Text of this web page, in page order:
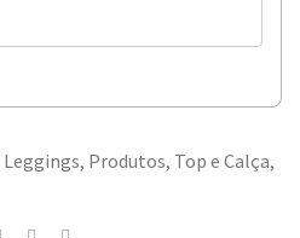
Leggings, Produtos, Top e Calça,